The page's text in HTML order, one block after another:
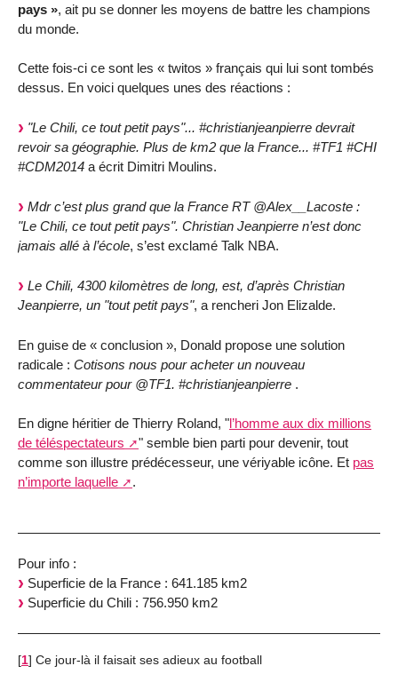
pays », ait pu se donner les moyens de battre les champions
du monde.
Cette fois-ci ce sont les « twitos » français qui lui sont tombés
dessus. En voici quelques unes des réactions :
"Le Chili, ce tout petit pays"... #christianjeanpierre devrait
revoir sa géographie. Plus de km2 que la France... #TF1 #CHI
#CDM2014 a écrit Dimitri Moulins.
Mdr c’est plus grand que la France RT @Alex__Lacoste :
"Le Chili, ce tout petit pays". Christian Jeanpierre n’est donc
jamais allé à l’école, s’est exclamé Talk NBA.
Le Chili, 4300 kilomètres de long, est, d’après Christian
Jeanpierre, un "tout petit pays", a rencheri Jon Elizalde.
En guise de « conclusion », Donald propose une solution
radicale : Cotisons nous pour acheter un nouveau
commentateur pour @TF1. #christianjeanpierre .
En digne héritier de Thierry Roland, "l’homme aux dix millions
de téléspectateurs
" semble bien parti pour devenir, tout
comme son illustre prédécesseur, une vériyable icône. Et pas
n’importe laquelle
.
Pour info :
Superficie de la France : 641.185 km2
Superficie du Chili : 756.950 km2
[1] Ce jour-là il faisait ses adieux au football